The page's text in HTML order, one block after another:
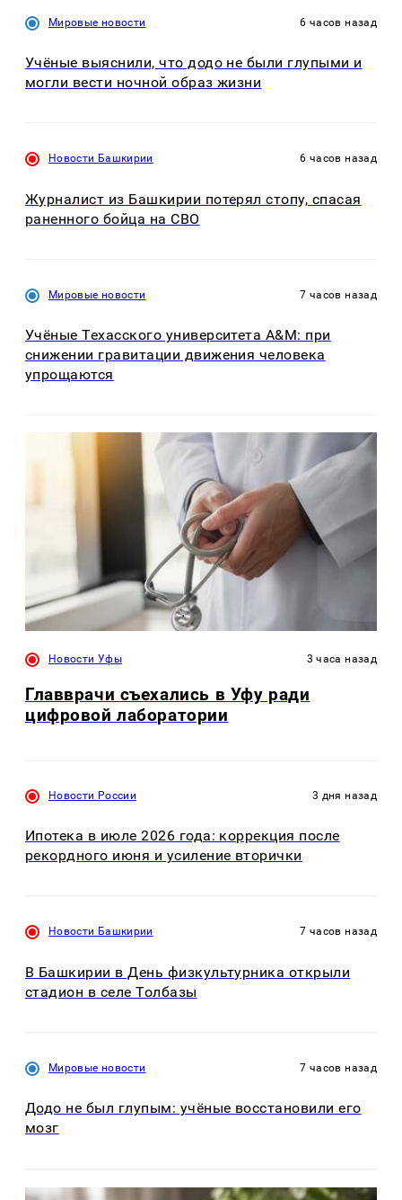
Мировые новости 6 часов назад
Учёные выяснили, что додо не были глупыми и
могли вести ночной образ жизни
Новости Башкирии 6 часов назад
Журналист из Башкирии потерял стопу, спасая
раненного бойца на СВО
Мировые новости 7 часов назад
Учёные Техасского университета A&M: при
снижении гравитации движения человека
упрощаются
Новости Уфы 3 часа назад
Главврачи съехались в Уфу ради
цифровой лаборатории
Новости России 3 дня назад
Ипотека в июле 2026 года: коррекция после
рекордного июня и усиление вторички
Новости Башкирии 7 часов назад
В Башкирии в День физкультурника открыли
стадион в селе Толбазы
Мировые новости 7 часов назад
Додо не был глупым: учёные восстановили его
мозг